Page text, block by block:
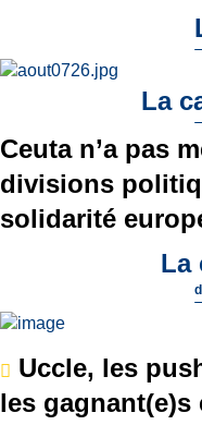
La
Ceuta n’a pas
divisions
solidarité
La
Uccle, les
les gagnant(e)s